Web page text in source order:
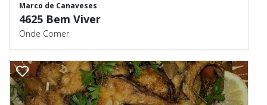
Marco de Canaveses
4625 Bem Viver
Onde Comer